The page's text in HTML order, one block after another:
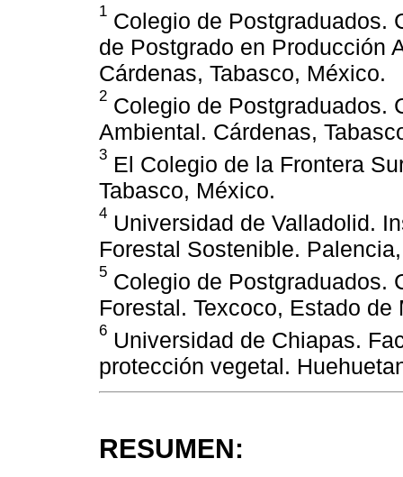
1 Colegio de Postgraduados.
de Postgrado en Producción
Cárdenas, Tabasco, México.
2 Colegio de Postgraduados.
Ambiental. Cárdenas,
3 El Colegio de la Frontera
Tabasco, México.
4 Universidad de Valladolid.
Forestal Sostenible.
5 Colegio de Postgraduados.
Forestal. Texcoco, Estado
6 Universidad de Chiapas.
protección vegetal.
RESUMEN: